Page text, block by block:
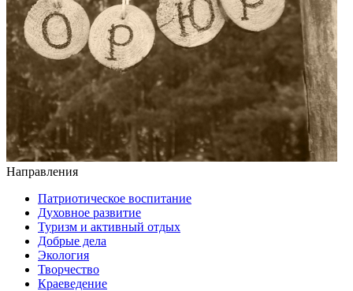
Направления
Патриотическое воспитание
Духовное развитие
Туризм и активный отдых
Добрые дела
Экология
Творчество
Краеведение